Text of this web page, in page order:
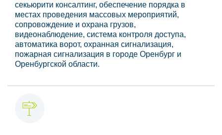
секьюрити консалтинг, обеспечение порядка в
местах проведения массовых мероприятий,
сопровождение и охрана грузов,
видеонаблюдение, система контроля доступа,
автоматика ворот, охранная сигнализация,
пожарная сигнализация в городе Оренбург и
Оренбургской области.